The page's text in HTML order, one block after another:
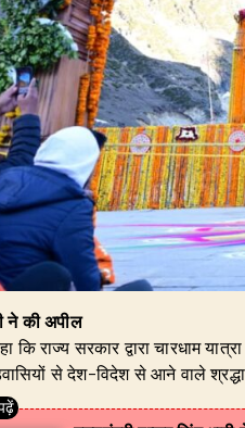
ने की अपील
कि राज्य सरकार द्वारा चारधाम
से देश-विदेश से आने वाले